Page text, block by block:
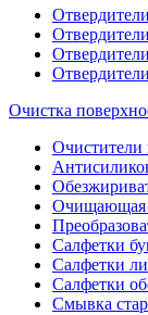
Очистка
Очистители
Очищающая
Салфетки
Салфетки
Салфетки
Смывка